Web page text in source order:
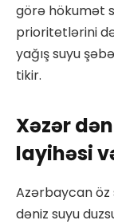
görə hökumət
prioritetlərini
yağış suyu
tikir.
Xəzər
layihəsi
Azərbaycan öz
dəniz suyu